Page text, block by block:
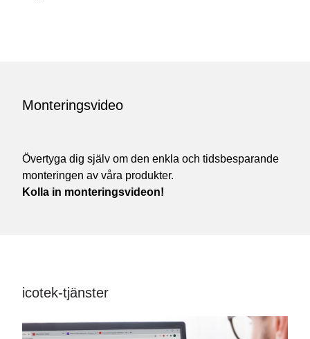
Monteringsvideo
Övertyga dig själv om den enkla och tidsbesparande
monteringen av våra produkter.
Kolla in monteringsvideon!
icotek-tjänster